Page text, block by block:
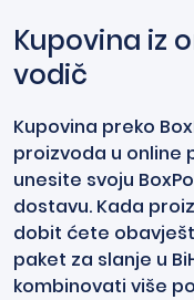
Kupovina iz
vodič
Kupovina preko
proizvoda u online
unesite svoju
dostavu. Kada
dobit ćete
paket za slanje u
kombinovati više